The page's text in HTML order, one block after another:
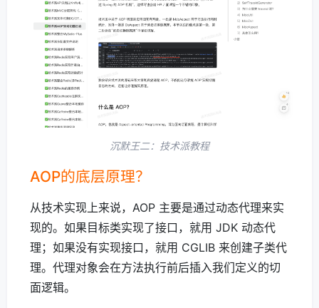
沉默王二：技术派教程
AOP的底层原理？
从技术实现上来说，AOP 主要是通过动态代理来实
现的。如果目标类实现了接口，就用 JDK 动态代
理；如果没有实现接口，就用 CGLIB 来创建子类代
理。代理对象会在方法执行前后插入我们定义的切
面逻辑。